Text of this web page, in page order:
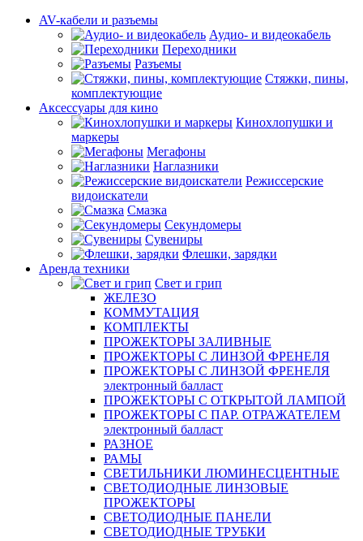
AV-кабели и разъемы
Аудио- и видеокабель
Переходники
Разъемы
Стяжки, пины,
комплектующие
Аксессуары для кино
Кинохлопушки и
маркеры
Мегафоны
Наглазники
Режиссерские
видоискатели
Смазка
Секундомеры
Сувениры
Флешки, зарядки
Аренда техники
Свет и грип
ЖЕЛЕЗО
КОММУТАЦИЯ
КОМПЛЕКТЫ
ПРОЖЕКТОРЫ ЗАЛИВНЫЕ
ПРОЖЕКТОРЫ С ЛИНЗОЙ ФРЕНЕЛЯ
ПРОЖЕКТОРЫ С ЛИНЗОЙ ФРЕНЕЛЯ
электронный балласт
ПРОЖЕКТОРЫ С ОТКРЫТОЙ ЛАМПОЙ
ПРОЖЕКТОРЫ С ПАР. ОТРАЖАТЕЛЕМ
электронный балласт
РАЗНОЕ
РАМЫ
СВЕТИЛЬНИКИ ЛЮМИНЕСЦЕНТНЫЕ
СВЕТОДИОДНЫЕ ЛИНЗОВЫЕ
ПРОЖЕКТОРЫ
СВЕТОДИОДНЫЕ ПАНЕЛИ
СВЕТОДИОДНЫЕ ТРУБКИ